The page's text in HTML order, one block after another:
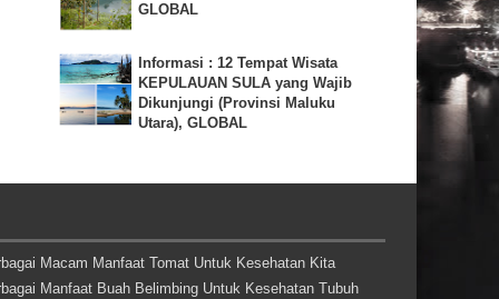
GLOBAL
Informasi : 12 Tempat Wisata
KEPULAUAN SULA yang Wajib
Dikunjungi (Provinsi Maluku
Utara), GLOBAL
Macam Manfaat Tomat Untuk Kesehatan Kita
Manfaat Buah Belimbing Untuk Kesehatan Tubuh